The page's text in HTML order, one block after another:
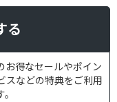
る
お得なセールやポイン
スなどの特典をご利用